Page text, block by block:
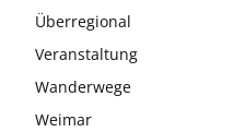
Überregional
Veranstaltung
Wanderwege
Weimar